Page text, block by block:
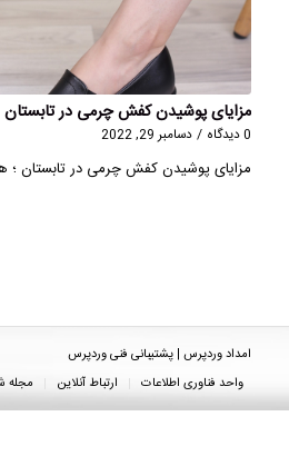
مزایای پوشیدن کفش چرمی در تابستان
0 دیدگاه / دسامبر 29, 2022
مزایای پوشیدن کفش چرمی در تابستان ؛
امداد وردپرس | پشتیبانی فنی وردپرس
واحد فناوری اطلاعات
ارتباط آنلاین مجله